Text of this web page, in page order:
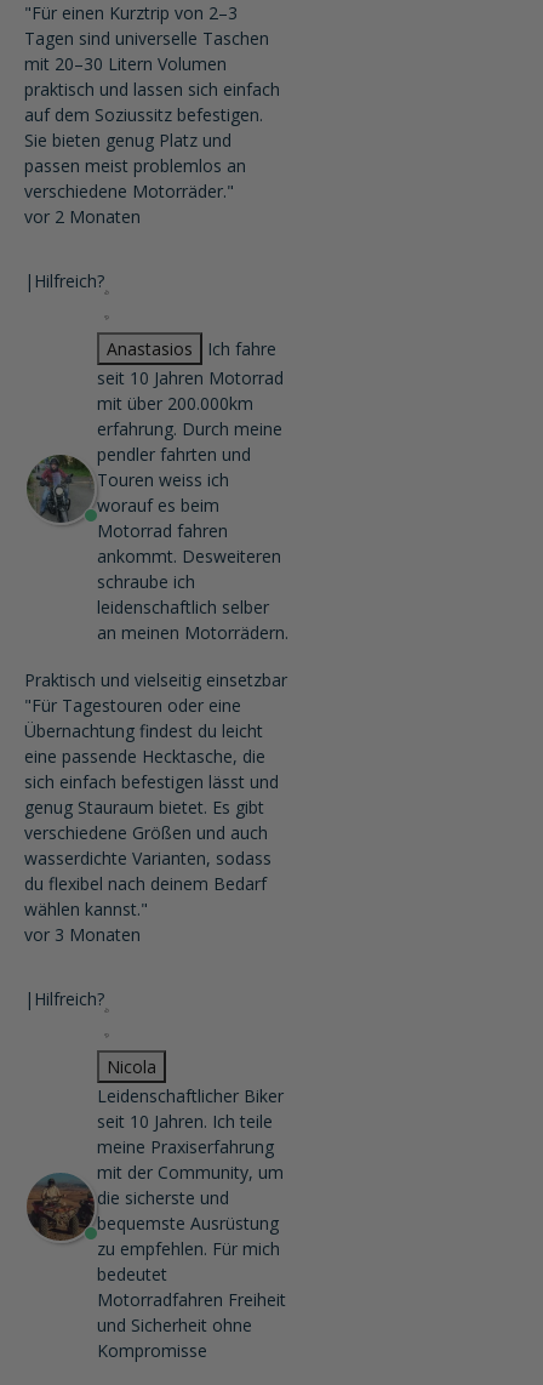
"Für einen Kurztrip von 2–3
Tagen sind universelle Taschen
mit 20–30 Litern Volumen
praktisch und lassen sich einfach
auf dem Soziussitz befestigen.
Sie bieten genug Platz und
passen meist problemlos an
verschiedene Motorräder."
vor 2 Monaten
| Hilfreich?
Anastasios
Ich fahre
seit 10 Jahren Motorrad
mit über 200.000km
erfahrung. Durch meine
pendler fahrten und
Touren weiss ich
worauf es beim
Motorrad fahren
ankommt. Desweiteren
schraube ich
leidenschaftlich selber
an meinen Motorrädern.
Praktisch und vielseitig einsetzbar
"Für Tagestouren oder eine
Übernachtung findest du leicht
eine passende Hecktasche, die
sich einfach befestigen lässt und
genug Stauraum bietet. Es gibt
verschiedene Größen und auch
wasserdichte Varianten, sodass
du flexibel nach deinem Bedarf
wählen kannst."
vor 3 Monaten
| Hilfreich?
Nicola
Leidenschaftlicher Biker
seit 10 Jahren. Ich teile
meine Praxiserfahrung
mit der Community, um
die sicherste und
bequemste Ausrüstung
zu empfehlen. Für mich
bedeutet
Motorradfahren Freiheit
und Sicherheit ohne
Kompromisse